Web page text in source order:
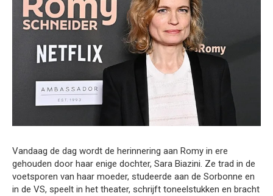
Vandaag de dag wordt de herinnering aan Romy in ere
gehouden door haar enige dochter, Sara Biazini. Ze trad in de
voetsporen van haar moeder, studeerde aan de Sorbonne en
in de VS, speelt in het theater, schrijft toneelstukken en bracht